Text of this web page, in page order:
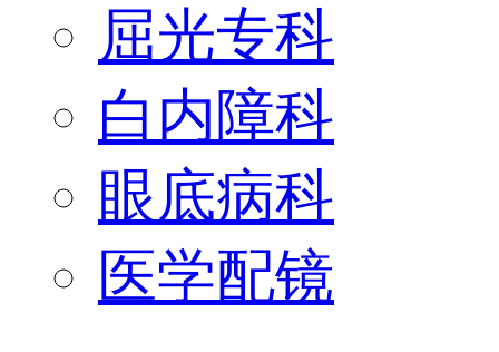
屈光专科
白内障科
眼底病科
医学配镜